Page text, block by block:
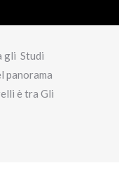
gli Studi
panorama
è tra Gli